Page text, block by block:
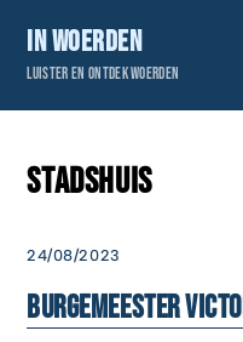
content
In Woerden
Luister en ontdek Woerden
Stadshuis
24/08/2023
Burgemeester